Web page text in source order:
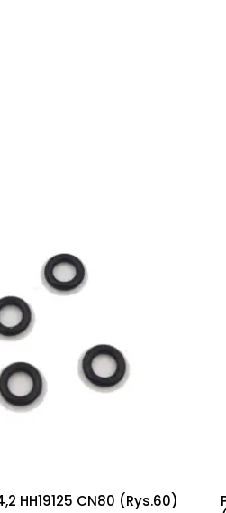
HH19125 CN80 (rys.60)